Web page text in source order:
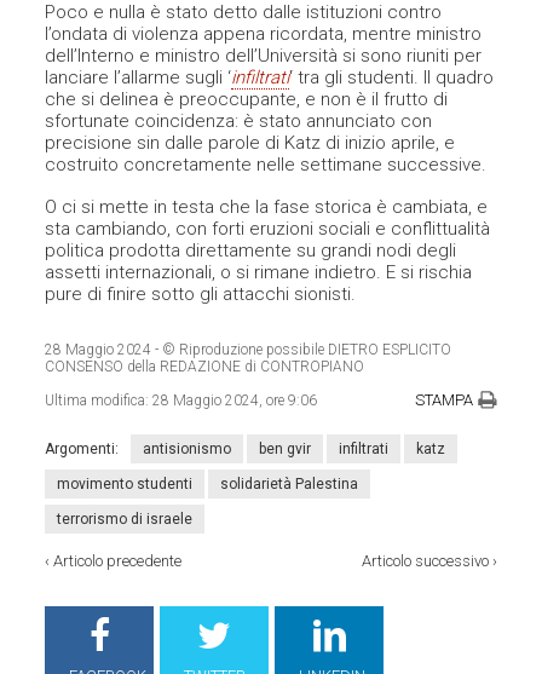
Poco e nulla è stato detto dalle istituzioni contro
l’ondata di violenza appena ricordata, mentre ministro
dell’Interno e ministro dell’Università si sono riuniti per
lanciare l’allarme sugli ‘infiltrati‘ tra gli studenti. Il quadro
che si delinea è preoccupante, e non è il frutto di
sfortunate coincidenza: è stato annunciato con
precisione sin dalle parole di Katz di inizio aprile, e
costruito concretamente nelle settimane successive.
O ci si mette in testa che la fase storica è cambiata, e
sta cambiando, con forti eruzioni sociali e conflittualità
politica prodotta direttamente su grandi nodi degli
assetti internazionali, o si rimane indietro. E si rischia
pure di finire sotto gli attacchi sionisti.
28 Maggio 2024 - © Riproduzione possibile DIETRO ESPLICITO
CONSENSO della REDAZIONE di CONTROPIANO
Ultima modifica:28 Maggio 2024, ore 9:06 STAMPA
Argomenti: antisionismo ben gvir infiltrati katz
movimento studenti solidarietà Palestina
terrorismo di israele
‹Articolo precedente Articolo successivo›